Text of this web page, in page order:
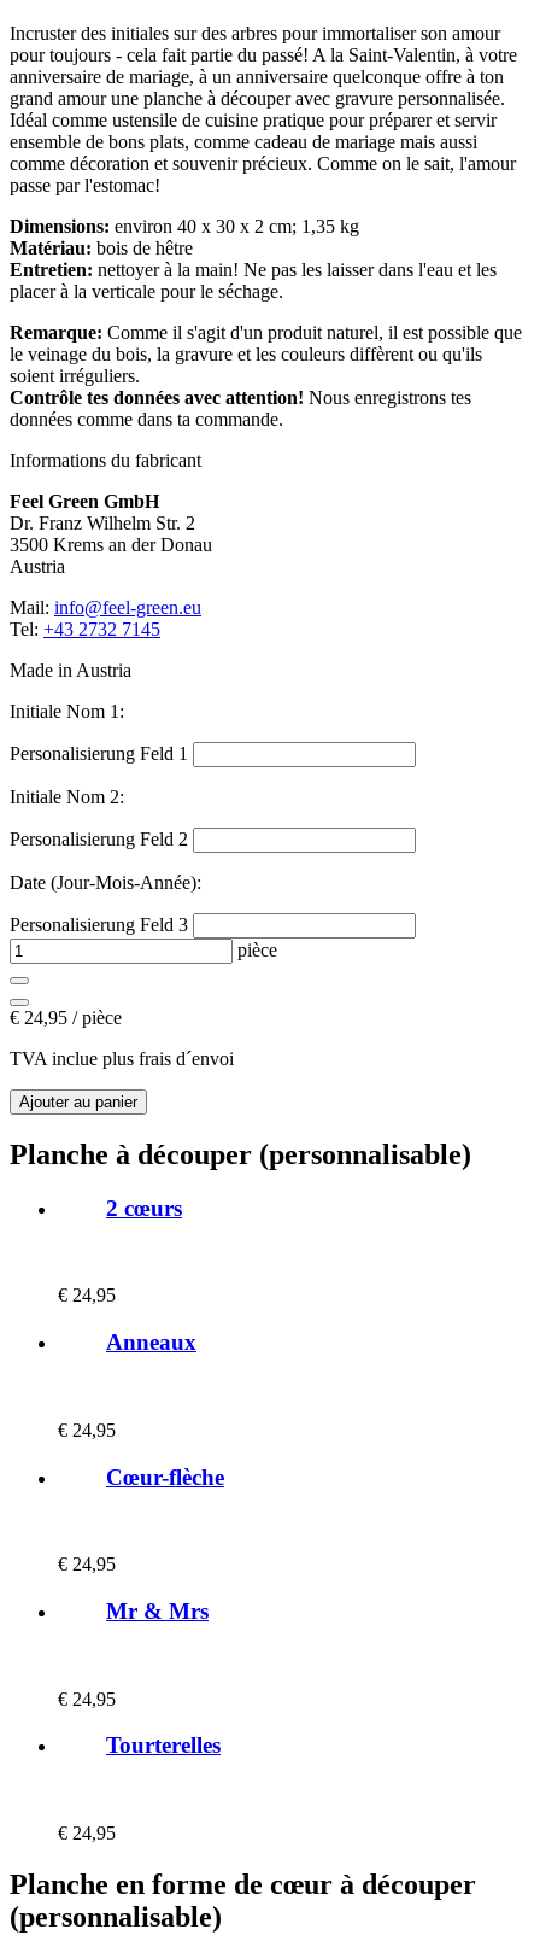
Incruster des initiales sur des arbres pour immortaliser son amour
pour toujours - cela fait partie du passé! A la Saint-Valentin, à votre
anniversaire de mariage, à un anniversaire quelconque offre à ton
grand amour une planche à découper avec gravure personnalisée.
Idéal comme ustensile de cuisine pratique pour préparer et servir
ensemble de bons plats, comme cadeau de mariage mais aussi
comme décoration et souvenir précieux. Comme on le sait, l'amour
passe par l'estomac!
Dimensions: environ 40 x 30 x 2 cm; 1,35 kg
Matériau: bois de hêtre
Entretien: nettoyer à la main! Ne pas les laisser dans l'eau et les
placer à la verticale pour le séchage.
Remarque: Comme il s'agit d'un produit naturel, il est possible que
le veinage du bois, la gravure et les couleurs diffèrent ou qu'ils
soient irréguliers.
Contrôle tes données avec attention! Nous enregistrons tes
données comme dans ta commande.
Informations du fabricant
Feel Green GmbH
Dr. Franz Wilhelm Str. 2
3500 Krems an der Donau
Austria
Mail: info@feel-green.eu
Tel: +43 2732 7145
Made in Austria
Initiale Nom 1:
Personalisierung Feld 1
Initiale Nom 2:
Personalisierung Feld 2
Date (Jour-Mois-Année):
Personalisierung Feld 3
pièce
€ 24,95 / pièce
TVA inclue plus frais d´envoi
Planche à découper (personnalisable)
2 cœurs
€ 24,95
Anneaux
€ 24,95
Cœur-flèche
€ 24,95
Mr & Mrs
€ 24,95
Tourterelles
€ 24,95
Planche en forme de cœur à découper
(personnalisable)